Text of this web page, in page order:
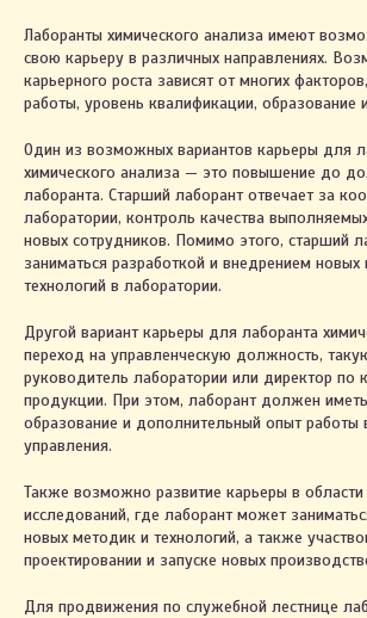
Лаборанты химического анализа имеют
свою карьеру в различных направлениях.
карьерного роста зависят от многих
работы, уровень квалификации, образование
Один из возможных вариантов карьеры для
химического анализа — это повышение до
лаборанта. Старший лаборант отвечает за
лаборатории, контроль качества
новых сотрудников. Помимо этого, старший
заниматься разработкой и внедрением новых
технологий в лаборатории.
Другой вариант карьеры для лаборанта
переход на управленческую должность,
руководитель лаборатории или директор по
продукции. При этом, лаборант должен
образование и дополнительный опыт работы
управления.
Также возможно развитие карьеры в области
исследований, где лаборант может
новых методик и технологий, а также
проектировании и запуске новых
Для продвижения по служебной лестнице